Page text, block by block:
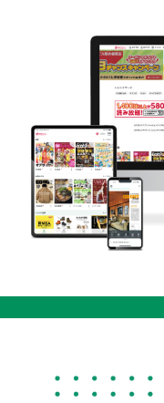
不定期連載 第13回 魚住彰